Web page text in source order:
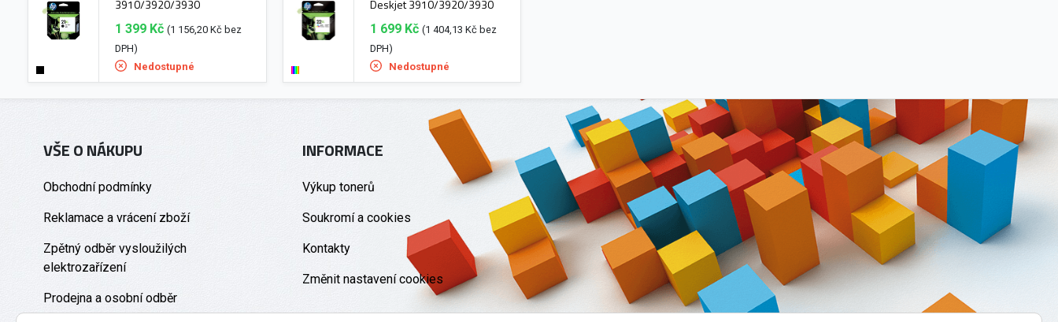
3910/3920/3930
1 399 Kč (1 156,20 Kč bez
DPH)
Nedostupné
Deskjet 3910/3920/3930
1 699 Kč (1 404,13 Kč bez
DPH)
Nedostupné
VŠE O NÁKUPU
Obchodní podmínky
Reklamace a vrácení zboží
Zpětný odběr vysloužilých
elektrozařízení
Prodejna a osobní odběr
INFORMACE
Výkup tonerů
Soukromí a cookies
Kontakty
Změnit nastavení cookies